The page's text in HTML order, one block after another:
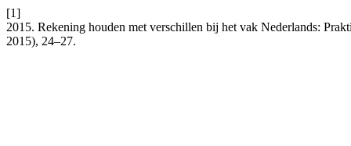
[1]
2015. Rekening houden met verschillen bij het vak Nederlands:
2015), 24–27.